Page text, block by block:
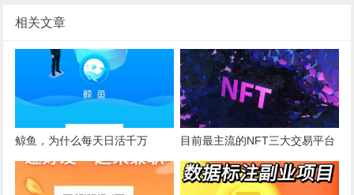
相关文章
鲸鱼，为什么每天日活千万 目前最主流的NFT三大交易平台